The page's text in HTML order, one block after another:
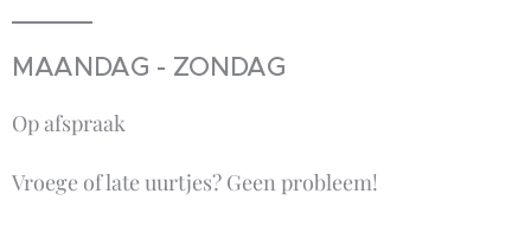
MAANDAG - ZONDAG
Op afspraak
Vroege of late uurtjes? Geen probleem!